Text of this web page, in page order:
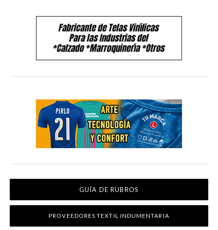
GUÍA DE RUBROS
PROVEEDORES TEXTIL INDUMENTARIA